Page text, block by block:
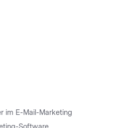
im E-Mail-Marketing